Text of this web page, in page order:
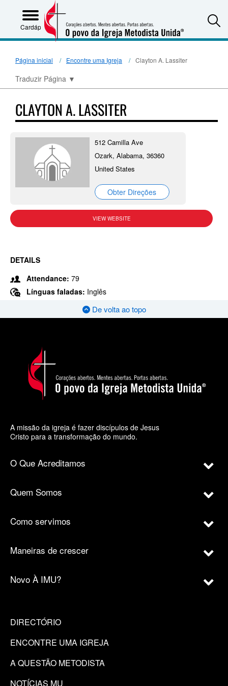
Cardápio
Página inicial Encontre uma Igreja Clayton A. Lassiter
Traduzir Página ▼
CLAYTON A. LASSITER
512 Camilla Ave
Ozark, Alabama, 36360
United States
Obter Direções
VIEW WEBSITE
DETAILS
Attendance: 79
Línguas faladas: Inglês
De volta ao topo
A missão da igreja é fazer discípulos de Jesus
Cristo para a transformação do mundo.
O Que Acreditamos
Quem Somos
Como servimos
Maneiras de crescer
Novo À IMU?
DIRECTÓRIO
ENCONTRE UMA IGREJA
A QUESTÃO METODISTA
NOTÍCIAS MU